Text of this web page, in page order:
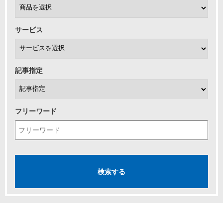
サービス
記事指定
フリーワード